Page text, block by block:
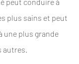
plus sains et peut
une plus grande
autres.